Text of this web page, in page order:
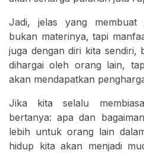
Jadi, jelas yang membuat
bukan materinya, tapi
juga dengan diri kita sendiri,
dihargai oleh orang lain,
akan mendapatkan
Jika kita selalu
bertanya: apa dan
lebih untuk orang lain
hidup kita akan menjadi